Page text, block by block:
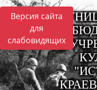
Версия сайта
для
слабовидящих